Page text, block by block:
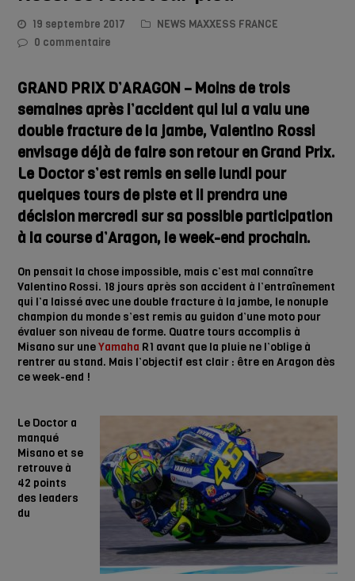
19 septembre 2017
NEWS MAXXESS FRANCE
0 commentaire
GRAND PRIX D’ARAGON – Moins de trois
semaines après l’accident qui lui a valu une
double fracture de la jambe, Valentino Rossi
envisage déjà de faire son retour en Grand Prix.
Le Doctor s’est remis en selle lundi pour
quelques tours de piste et il prendra une
décision mercredi sur sa possible participation
à la course d’Aragon, le week-end prochain.
On pensait la chose impossible, mais c’est mal connaître
Valentino Rossi. 18 jours après son accident à l’entraînement
qui l’a laissé avec une double fracture à la jambe, le nonuple
champion du monde s’est remis au guidon d’une moto pour
évaluer son niveau de forme. Quatre tours accomplis à
Misano sur uneYamaha R1 avant que la pluie ne l’oblige à
rentrer au stand. Mais l’objectif est clair : être en Aragon dès
ce week-end !
Le Doctor a
manqué
Misano et se
retrouve à
42 points
des leaders
du